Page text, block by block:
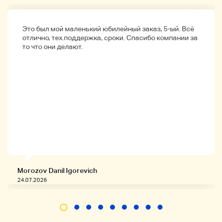
Пожалуйста, проверьте столбец описания
не охваченные.
◆Продукт ◆
Производитель - ортофон
Модель RFRFRF-297
Это был мой маленький юбилейный заказ, 5-ый. Всё
отлично, тех.поддержка, сроки. Спасибо компании за
то что они делают.
Morozov Danil Igorevich
24.07.2026